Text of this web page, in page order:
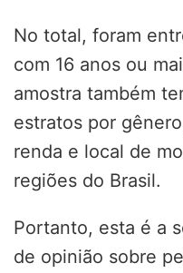
No total, foram
com 16 anos ou
amostra também
estratos por
renda e local de
regiões do Brasil.
Portanto, esta é a
de opinião sobre